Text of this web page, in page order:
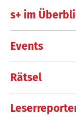
s+ im
Events
Rätsel